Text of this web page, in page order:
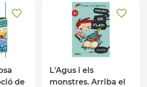
de
L'Agus i els
monstres. Arriba el